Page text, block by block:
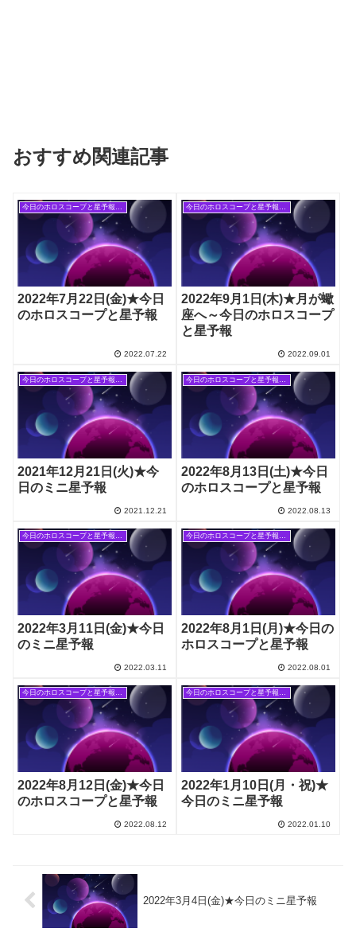
おすすめ関連記事
2022年7月22日(金)★今日
のホロスコープと星予報
2022.07.22
2022年9月1日(木)★月が蠍
座へ～今日のホロスコープ
と星予報
2022.09.01
2021年12月21日(火)★今
日のミニ星予報
2021.12.21
2022年8月13日(土)★今日
のホロスコープと星予報
2022.08.13
今日のホロスコープと星予報(旧記事)
2022年3月11日(金)★今日
のミニ星予報
2022.03.11
今日のホロスコープと星予報(旧記事)
2022年8月1日(月)★今日の
ホロスコープと星予報
2022.08.01
今日のホロスコープと星予報(旧記事)
2022年8月12日(金)★今日
のホロスコープと星予報
2022.08.12
今日のホロスコープと星予報(旧記事)
2022年1月10日(月・祝)★
今日のミニ星予報
2022.01.10
2022年3月4日(金)★今日のミニ星予報